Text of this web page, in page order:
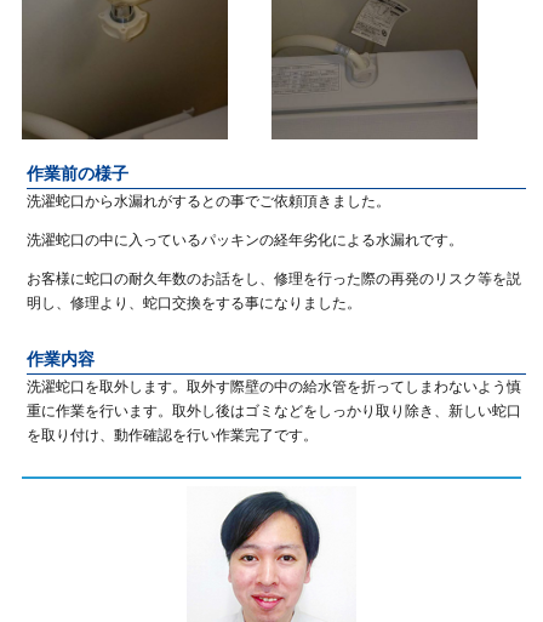
作業前の様子
洗濯蛇口から水漏れがするとの事でご依頼頂きました。
洗濯蛇口の中に入っているパッキンの経年劣化による水漏れです。
お客様に蛇口の耐久年数のお話をし、修理を行った際の再発のリスク等を説
明し、修理より、蛇口交換をする事になりました。
作業内容
洗濯蛇口を取外します。取外す際壁の中の給水管を折ってしまわないよう慎
重に作業を行います。取外し後はゴミなどをしっかり取り除き、新しい蛇口
を取り付け、動作確認を行い作業完了です。